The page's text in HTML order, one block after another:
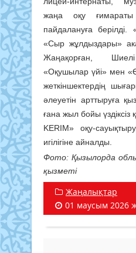
жаңа оқу
пайдалануға
«Сыр жұлдыздары»
Жаңақорған,
«Оқушылар үйі» мен
жеткіншектердің
әлеуетін арттыруға
ғана жыл бойы үздіксіз
KERIM» оқу-
игілігіне айналды.
Фото: Қызылорда
қызметі
Жаңалықтар
01 маусым 2026